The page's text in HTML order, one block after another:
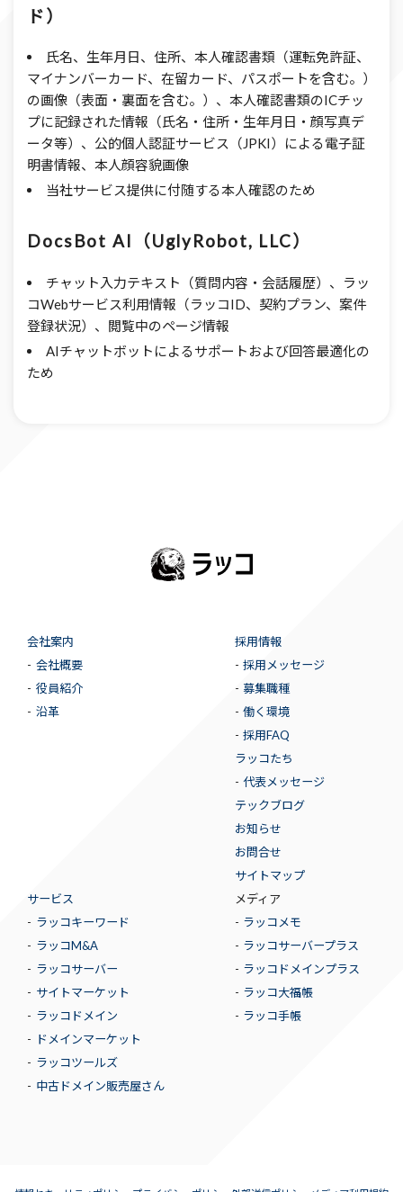
ド）
氏名、生年月日、住所、本人確認書類（運転免許証、
マイナンバーカード、在留カード、パスポートを含む。）
の画像（表面・裏面を含む。）、本人確認書類のICチッ
プに記録された情報（氏名・住所・生年月日・顔写真デ
ータ等）、公的個人認証サービス（JPKI）による電子証
明書情報、本人顔容貌画像
当社サービス提供に付随する本人確認のため
DocsBot AI（UglyRobot, LLC）
チャット入力テキスト（質問内容・会話履歴）、ラッ
コWebサービス利用情報（ラッコID、契約プラン、案件
登録状況）、閲覧中のページ情報
AIチャットボットによるサポートおよび回答最適化の
ため
会社案内
会社概要
役員紹介
沿革
採用情報
採用メッセージ
募集職種
働く環境
採用FAQ
ラッコたち
代表メッセージ
テックブログ
お知らせ
お問合せ
サイトマップ
サービス
ラッコキーワード
ラッコM&A
ラッコサーバー
サイトマーケット
ラッコドメイン
ドメインマーケット
ラッコツールズ
中古ドメイン販売屋さん
メディア
ラッコメモ
ラッコサーバープラス
ラッコドメインプラス
ラッコ大福帳
ラッコ手帳